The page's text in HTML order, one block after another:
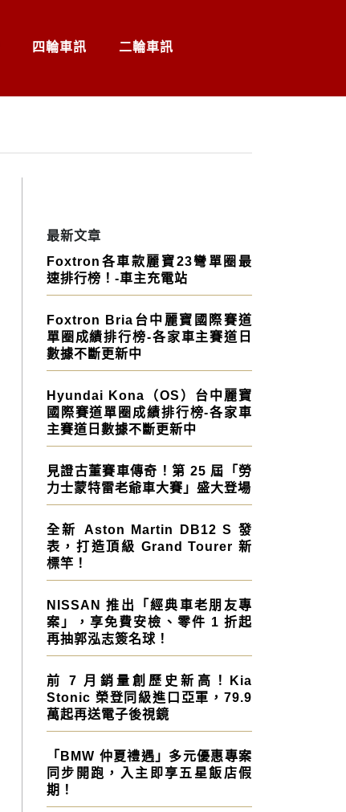
四輪車訊 二輪車訊
最新文章
Foxtron各車款麗寶23彎單圈最
速排行榜！-車主充電站
Foxtron Bria台中麗寶國際賽道
單圈成績排行榜-各家車主賽道日
數據不斷更新中
Hyundai Kona（OS）台中麗寶
國際賽道單圈成績排行榜-各家車
主賽道日數據不斷更新中
見證古董賽車傳奇！第 25 屆「勞
力士蒙特雷老爺車大賽」盛大登場
全新 Aston Martin DB12 S 發
表，打造頂級 Grand Tourer 新
標竿！
NISSAN 推出「經典車老朋友專
案」，享免費安檢、零件 1 折起
再抽郭泓志簽名球！
前 7 月銷量創歷史新高！Kia
Stonic 榮登同級進口亞軍，79.9
萬起再送電子後視鏡
「BMW 仲夏禮遇」多元優惠專案
同步開跑，入主即享五星飯店假
期！